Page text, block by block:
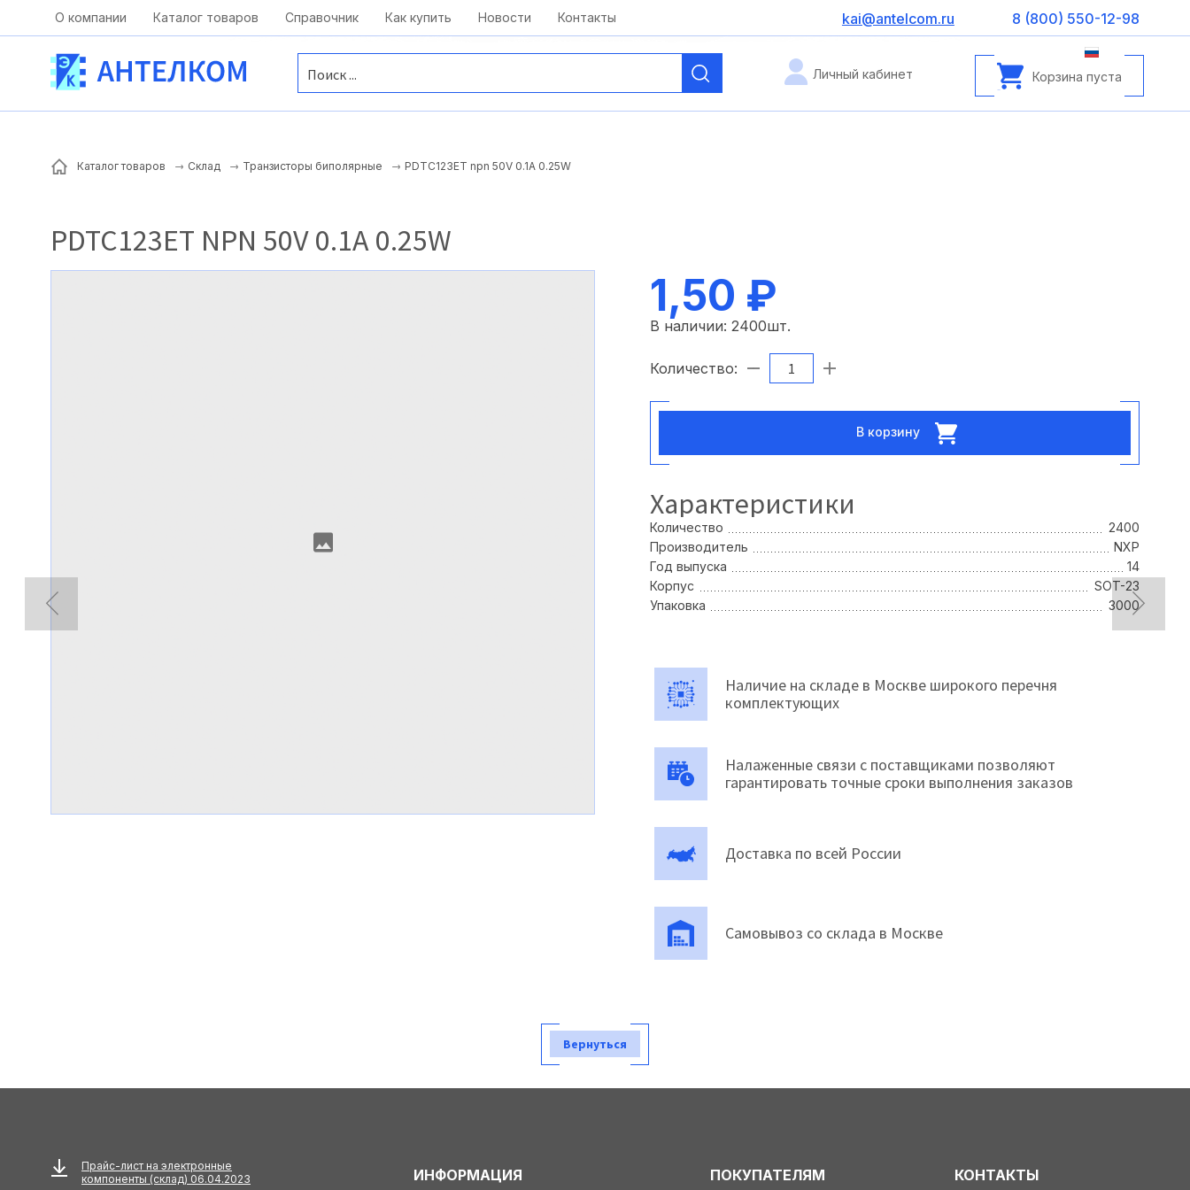
kai@antelcom.ru
Москва, ул. Московская, д.1 офис 1 c 08:00 до 20:00
О компании Каталог товаров Справочник Как купить Новости Контакты 8 (800) 550-12-98
kai@antelcom.ru
Корзина пуста
Личный кабинет
Каталог товаров Склад Транзисторы биполярные PDTC123ET npn 50V 0.1A 0.25W
PDTC123ET NPN 50V 0.1A 0.25W
1,50 ₽
В наличии: 2400шт.
Количество:
В корзину
Характеристики
Количество
2400
Производитель
NXP
Год выпуска
14
Корпус
SOT-23
Упаковка
3000
Наличие на складе в Москве широкого перечня
комплектующих
Налаженные связи с поставщиками позволяют
гарантировать точные сроки выполнения заказов
Доставка по всей России
Самовывоз со склада в Москве
Вернуться
Прайс-лист на электронные
компоненты (склад) 06.04.2023
ИНФОРМАЦИЯ ПОКУПАТЕЛЯМ КОНТАКТЫ